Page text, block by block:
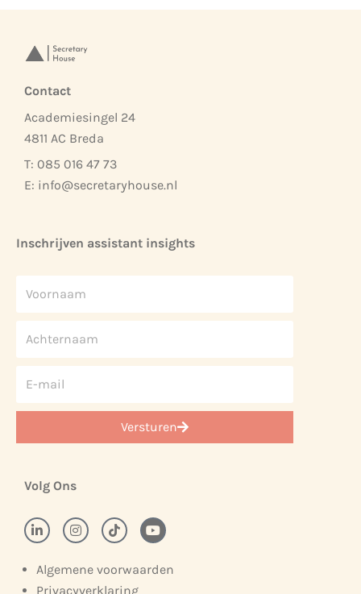
Contact
Academiesingel 24
4811 AC Breda
T: 085 016 47 73
E: info@secretaryhouse.nl
Inschrijven assistant insights
Versturen
Volg Ons
Algemene voorwaarden
Privacyverklaring